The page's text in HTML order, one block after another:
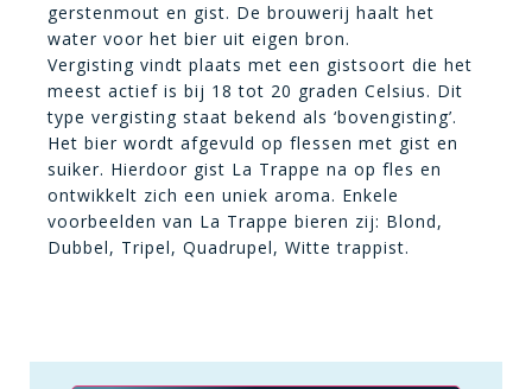
gerstenmout en gist. De brouwerij haalt het
water voor het bier uit eigen bron.
Vergisting vindt plaats met een gistsoort die het
meest actief is bij 18 tot 20 graden Celsius. Dit
type vergisting staat bekend als ‘bovengisting’.
Het bier wordt afgevuld op flessen met gist en
suiker. Hierdoor gist La Trappe na op fles en
ontwikkelt zich een uniek aroma. Enkele
voorbeelden van La Trappe bieren zij: Blond,
Dubbel, Tripel, Quadrupel, Witte trappist.